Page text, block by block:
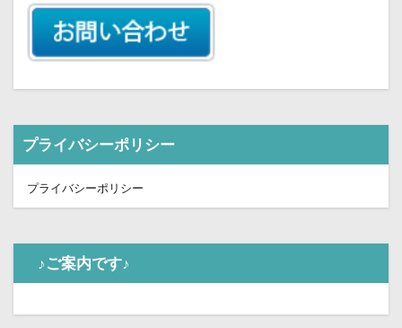
プライバシーポリシー
プライバシーポリシー
♪ご案内です♪